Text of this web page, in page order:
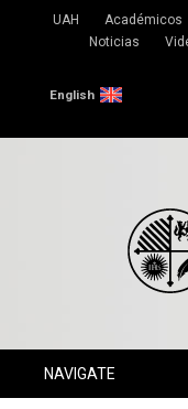
UAH Académicos
Noticias
English
NAVIGATE